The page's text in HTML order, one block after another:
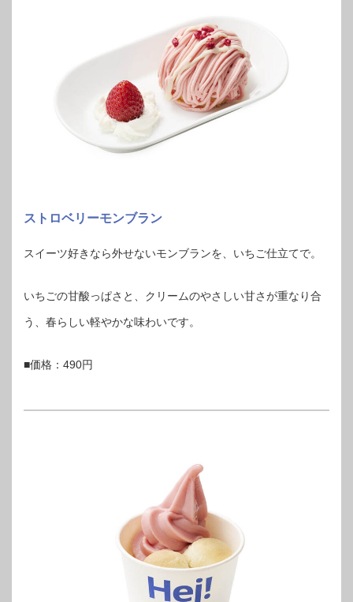
ストロベリーモンブラン
スイーツ好きなら外せないモンブランを、いちご仕立てで。
いちごの甘酸っぱさと、クリームのやさしい甘さが重なり合
う、春らしい軽やかな味わいです。
■価格：490円